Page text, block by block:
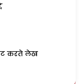
करते लेख